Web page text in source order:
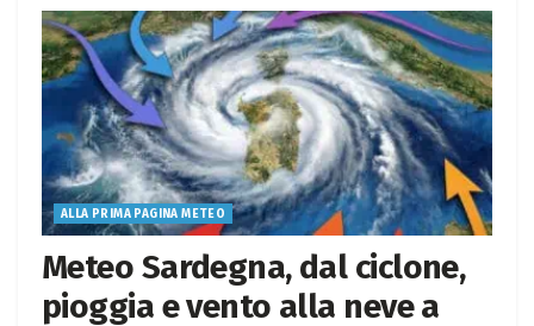
ALLA PRIMA PAGINA METEO
Meteo Sardegna, dal ciclone,
pioggia e vento alla neve a